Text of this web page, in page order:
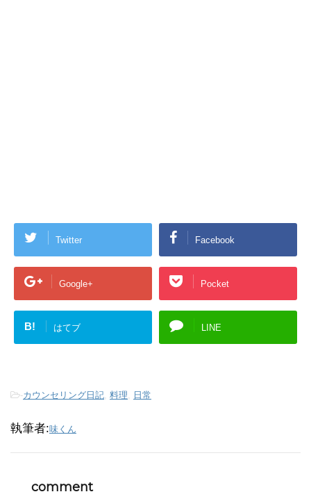
Twitter Facebook
Google+ Pocket
B! はてブ LINE
-カウンセリング日記, 料理, 日常
執筆者:味くん
comment